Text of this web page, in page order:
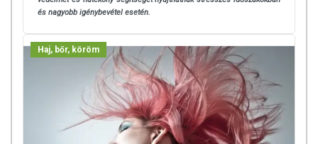
készítményeknek betegséget megelőző vagy gyógyító hatást
A termék nem helyettesíti a kiegyensúlyozott, vegyes étrendet és az
egészséges életmódot! A termék nem gyógyít betegségeket! A termék
nem az orvosi kezelés helyettesítésére alkalmas! Betegség esetén
használatát beszélje meg kezelőorvosával. Az ajánlott napi
fogyasztási mennyiséget ne lépje túl! Ne szedje a készítményt, ha az
összetevők bármelyikére érzékeny vagy allergiás! Kisgyermektől
és nagyobb igénybevétel esetén.
Haj, bőr, köröm